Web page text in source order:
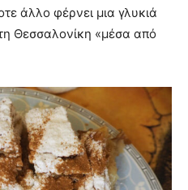
άλλο φέρνει μια γλυκιά
Θεσσαλονίκη «μέσα από